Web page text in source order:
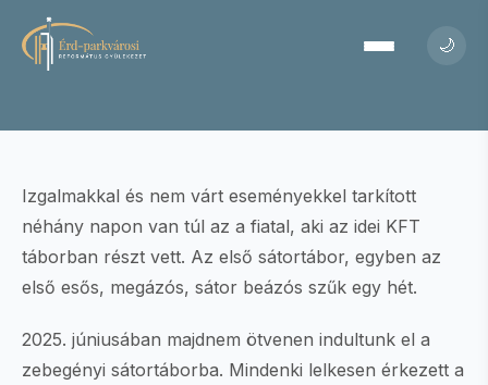
🌙
Izgalmakkal és nem várt eseményekkel tarkított
néhány napon van túl az a fiatal, aki az idei KFT
táborban részt vett. Az első sátortábor, egyben az
első esős, megázós, sátor beázós szűk egy hét.
2025. júniusában majdnem ötvenen indultunk el a
zebegényi sátortáborba. Mindenki lelkesen érkezett a